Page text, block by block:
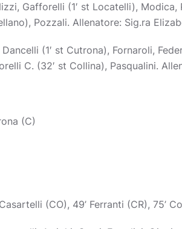
Gafforelli (1′ st Locatelli),
Pozzali. Allenatore: Sig.ra
(1′ st Cutrona), Fornaroli,
C. (32′ st Collina), Pasqualini.
(C)
(CO), 49’ Ferranti (CR), 75’